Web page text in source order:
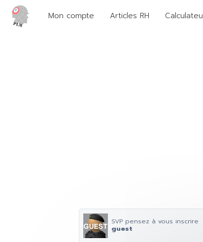
Mon compte Articles RH
SVP pensez à vous inscrire
guest